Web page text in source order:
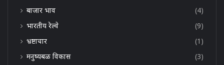
बाजार भाव
(4)
भारतीय रेल्वे
(9)
भ्रष्टाचार
(1)
मनुष्यबळ विकास
(3)